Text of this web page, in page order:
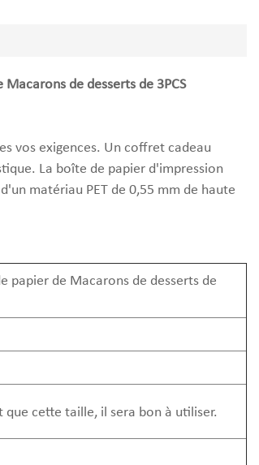
de desserts de 3PCS
vos exigences. Un coffret cadeau
La boîte de papier d'impression
matériau PET de 0,55 mm de haute
papier de Macarons de desserts de
cette taille, il sera bon à utiliser.